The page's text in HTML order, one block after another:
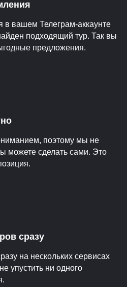
в вашем Телеграм-аккаунте
подходящий тур. Так вы
предложения.
поэтому мы не
можете сделать сами. Это
сразу
на нескольких сервисах
упустить ни одного